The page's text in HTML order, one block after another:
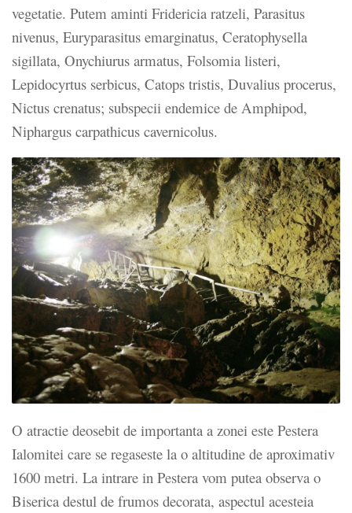
vegetatie. Putem aminti Fridericia ratzeli, Parasitus
nivenus, Euryparasitus emarginatus, Ceratophysella
sigillata, Onychiurus armatus, Folsomia listeri,
Lepidocyrtus serbicus, Catops tristis, Duvalius procerus,
Nictus crenatus; subspecii endemice de Amphipod,
Niphargus carpathicus cavernicolus.
O atractie deosebit de importanta a zonei este Pestera
Ialomitei care se regaseste la o altitudine de aproximativ
1600 metri. La intrare in Pestera vom putea observa o
Biserica destul de frumos decorata, aspectul acesteia